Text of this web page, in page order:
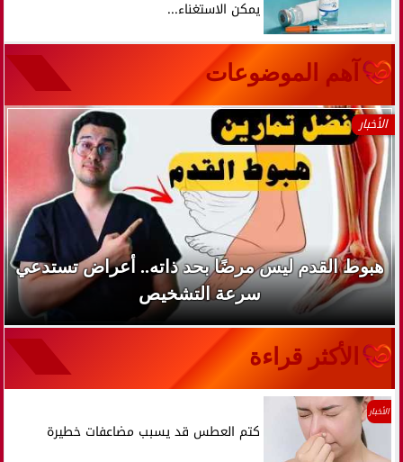
يمكن الاستغناء...
آهم الموضوعات
الأخبار
هبوط القدم ليس مرضًا بحد ذاته.. أعراض تستدعي
سرعة التشخيص
الأكثر قراءة
الأخبار
كتم العطس قد يسبب مضاعفات خطيرة